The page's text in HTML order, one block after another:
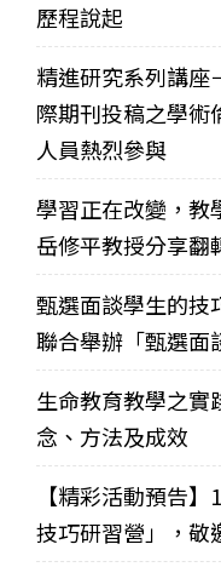
歷程說起
精進研究系列講座
際期刊投稿之學術
人員熱烈參與
學習正在改變，教
岳修平教授分享翻
甄選面談學生的技
聯合舉辦「甄選面
生命教育教學之
念、方法及成效
【精彩活動預告
技巧研習營」，敬